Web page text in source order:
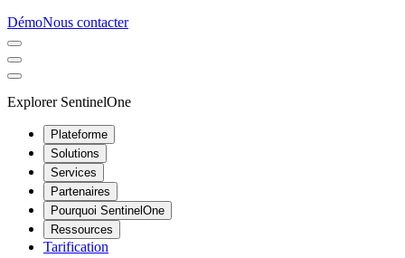
DémoNous contacter
Explorer SentinelOne
Plateforme
Solutions
Services
Partenaires
Pourquoi SentinelOne
Ressources
Tarification